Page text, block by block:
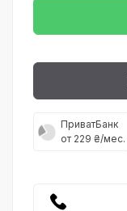
ПриватБанк
от 229 ₴/мес.